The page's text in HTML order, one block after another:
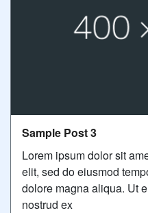
Sample Post 3
Lorem ipsum dolor sit
elit, sed do eiusmod
dolore magna aliqua. Ut
nostrud ex